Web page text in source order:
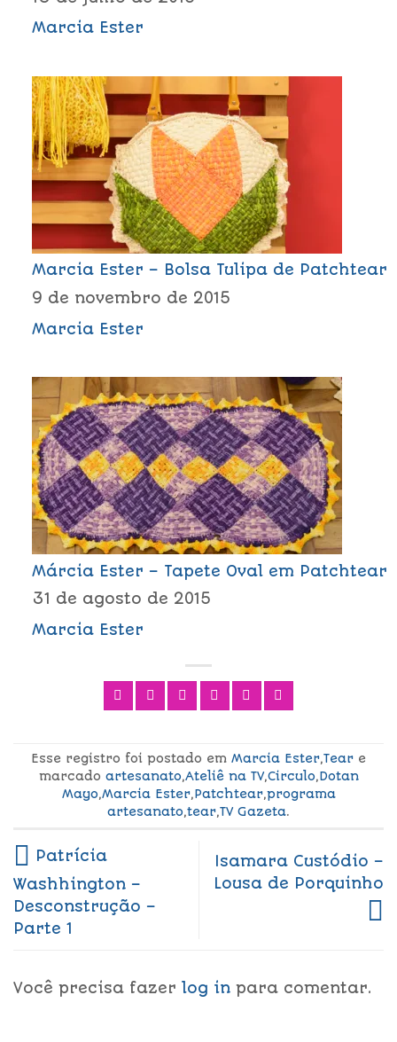
Marcia Ester
Marcia Ester – Bolsa Tulipa de Patchtear
9 de novembro de 2015
Marcia Ester
Márcia Ester – Tapete Oval em Patchtear
31 de agosto de 2015
Marcia Ester
Esse registro foi postado em Marcia Ester,Tear e
marcado artesanato,Ateliê na TV,Circulo,Dotan
Mayo,Marcia Ester,Patchtear,programa
artesanato,tear,TV Gazeta.
Patrícia
Washhington –
Desconstrução –
Parte 1
Isamara Custódio –
Lousa de Porquinho
Você precisa fazer log in para comentar.